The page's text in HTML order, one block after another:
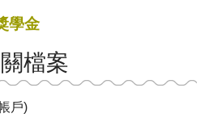
學金
檔案
戶)